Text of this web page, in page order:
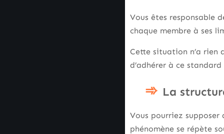
Vous êtes responsable
chaque membre à ses
Cette situation n’a rien
d’adhérer à ce
La
Vous pourriez
phénomène se répète